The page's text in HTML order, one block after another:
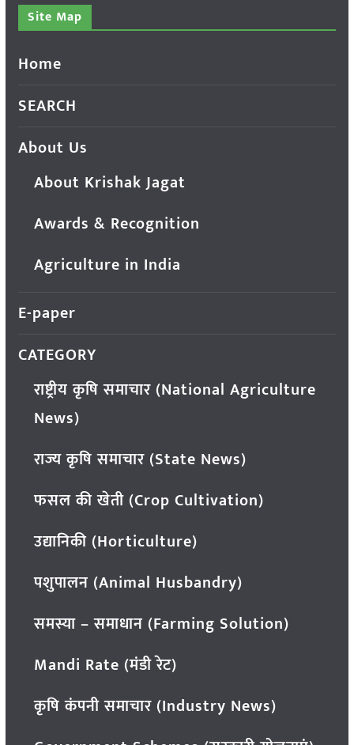
Site Map
Home
SEARCH
About Us
About Krishak Jagat
Awards & Recognition
Agriculture in India
E-paper
CATEGORY
राष्ट्रीय कृषि समाचार (National Agriculture
News)
राज्य कृषि समाचार (State News)
फसल की खेती (Crop Cultivation)
उद्यानिकी (Horticulture)
पशुपालन (Animal Husbandry)
समस्या – समाधान (Farming Solution)
Mandi Rate (मंडी रेट)
कृषि कंपनी समाचार (Industry News)